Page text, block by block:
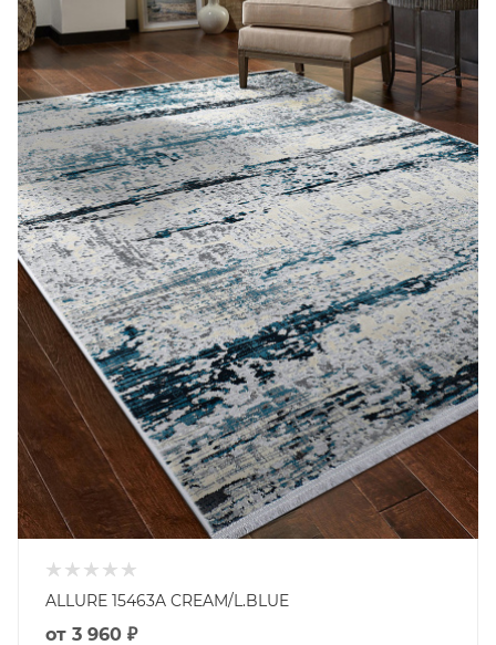
ALLURE 15463A CREAM/L.BLUE
от 3 960 ₽